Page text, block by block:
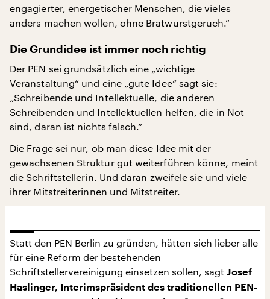
engagierter, energetischer Menschen, die vieles
anders machen wollen, ohne Bratwurstgeruch.“
Die Grundidee ist immer noch richtig
Der PEN sei grundsätzlich eine „wichtige
Veranstaltung“ und eine „gute Idee“ sagt sie:
„Schreibende und Intellektuelle, die anderen
Schreibenden und Intellektuellen helfen, die in Not
sind, daran ist nichts falsch.“
Die Frage sei nur, ob man diese Idee mit der
gewachsenen Struktur gut weiterführen könne, meint
die Schriftstellerin. Und daran zweifele sie und viele
ihrer Mitstreiterinnen und Mitstreiter.
Statt den PEN Berlin zu gründen, hätten sich lieber alle
für eine Reform der bestehenden
Schriftstellervereinigung einsetzen sollen, sagt Josef
Haslinger, Interimspräsident des traditionellen PEN-